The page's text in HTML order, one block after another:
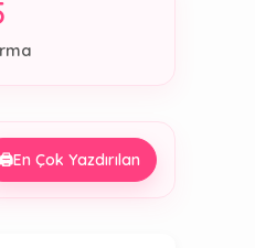
🖨️En Çok Yazdırılan